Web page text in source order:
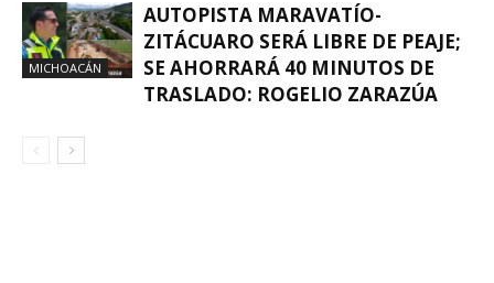
MICHOACÁN
AUTOPISTA MARAVATÍO-
ZITÁCUARO SERÁ LIBRE DE PEAJE;
SE AHORRARÁ 40 MINUTOS DE
TRASLADO: ROGELIO ZARAZÚA